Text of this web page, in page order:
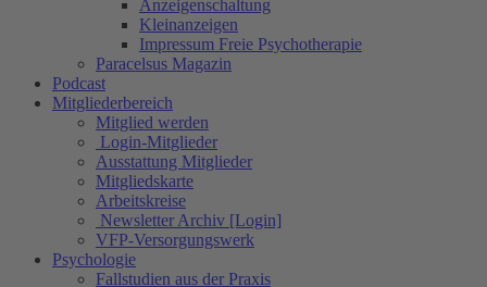
Anzeigenschaltung
Kleinanzeigen
Impressum Freie Psychotherapie
Paracelsus Magazin
Podcast
Mitgliederbereich
Mitglied werden
Login-Mitglieder
Ausstattung Mitglieder
Mitgliedskarte
Arbeitskreise
Newsletter Archiv [Login]
VFP-Versorgungswerk
Psychologie
Fallstudien aus der Praxis